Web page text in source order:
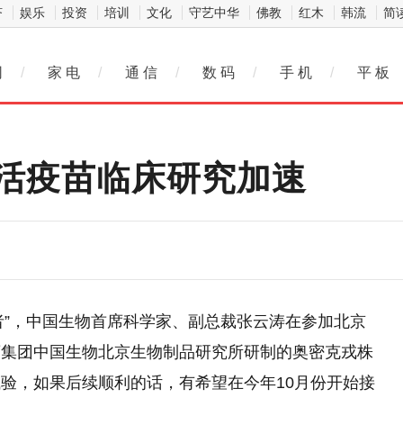
娱乐 投资 培训 文化 守艺中华 佛教 红木 韩流 简
/ 家 电 / 通 信 / 数 码 / 手 机 / 平 板
疫苗临床研究加速
，中国生物首席科学家、副总裁张云涛在参加北京
团中国生物北京生物制品研究所研制的奥密克戎株
，如果后续顺利的话，有希望在今年10月份开始接